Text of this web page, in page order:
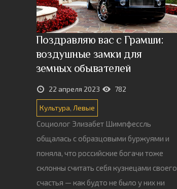
Поздравляю вас с Грамши:
воздушные замки для
земных обывателей
22 апреля 2023 782
Культура, Левые
Социолог Элизабет Шимпфессль
общалась с образцовыми буржуями и
поняла, что российские богачи тоже
склонны считать себя кузнецами своего
счастья — как будто не было у них ни